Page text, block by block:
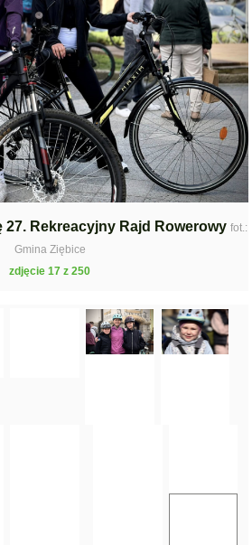
27. Rekreacyjny Rajd Rowerowy fot.:
Gmina Ziębice
zdjęcie 17 z 250